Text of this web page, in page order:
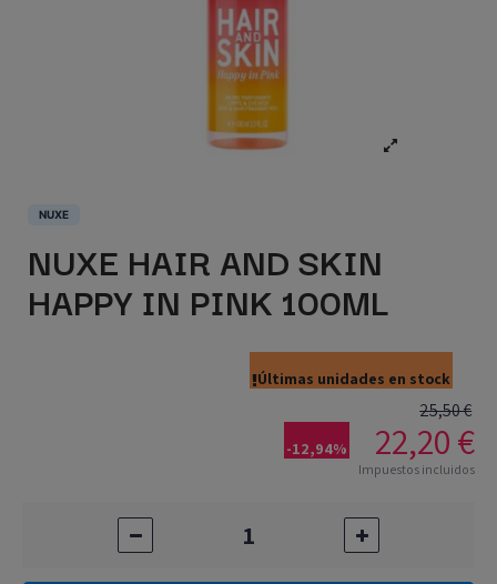
NUXE
NUXE HAIR AND SKIN
HAPPY IN PINK 100ML
Últimas unidades en stock
25,50 €
-12,94% 22,20 €
Impuestos incluidos